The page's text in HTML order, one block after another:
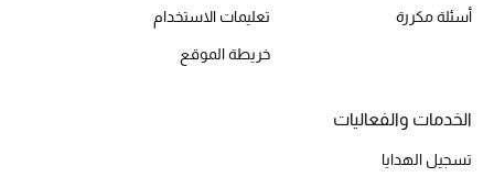
أحذية مختارة
أسئلة مكررة تعليمات الاستخدام
خريطة الموقع
الخدمات والفعاليات
تسجيل الهدايا